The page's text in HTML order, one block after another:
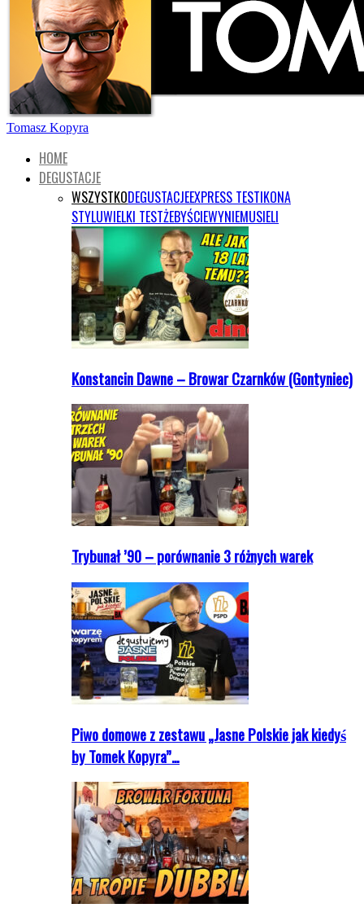
Tomasz Kopyra
HOME
DEGUSTACJE
WSZYSTKODEGUSTACJEEXPRESS TESTIKONA
STYLUWIELKI TESTŻEBYŚCIEWYNIEMUSIELI
Konstancin Dawne – Browar Czarnków (Gontyniec)
Trybunał ’90 – porównanie 3 różnych warek
Piwo domowe z zestawu „Jasne Polskie jak kiedyś
by Tomek Kopyra”…